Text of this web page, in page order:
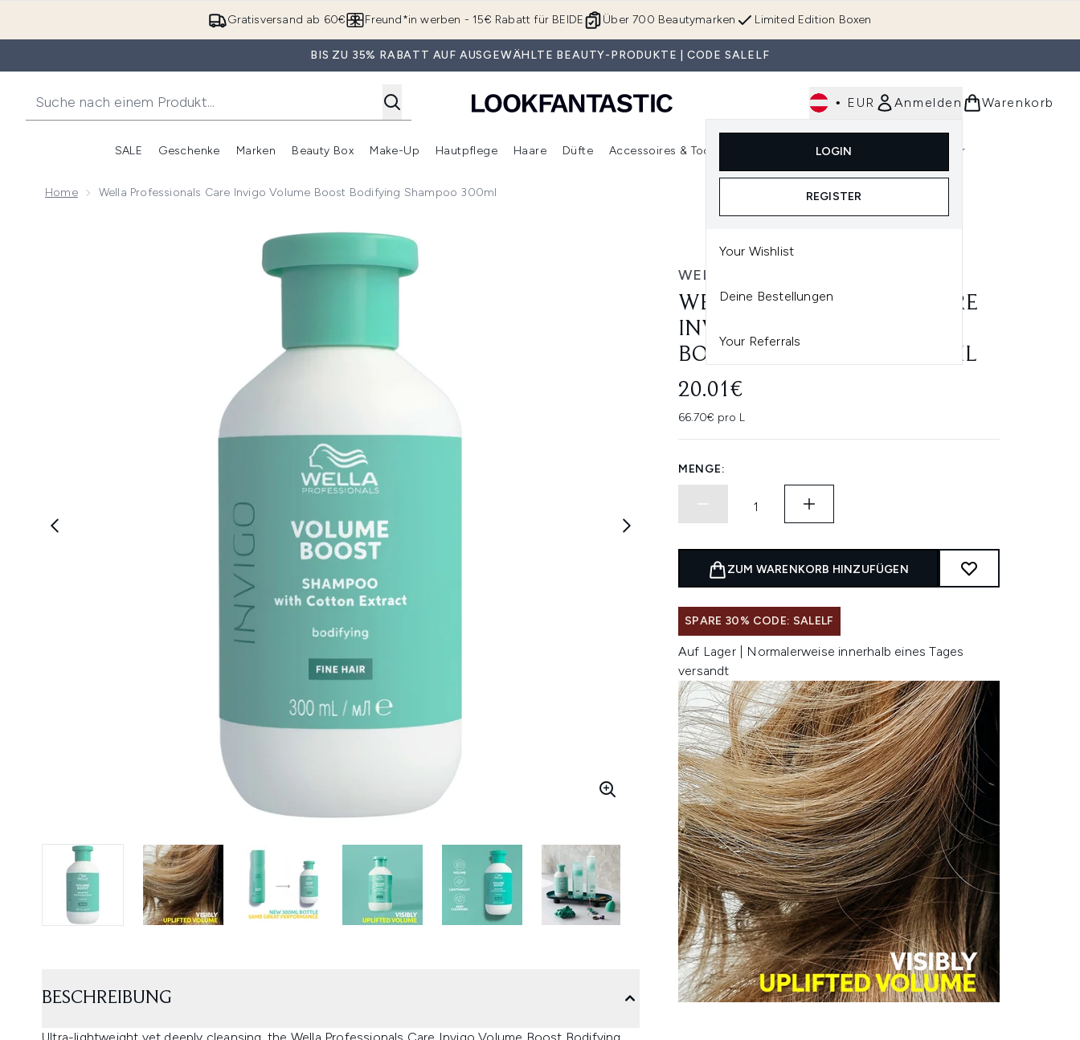
Zum Hauptinhalt springen
Gratisversand ab 60€ Limited Edition Boxen
Über 700 Beautymarken
Freund*in werben - 15€ Rabatt für BEIDE
BIS ZU 35% RABATT AUF AUSGEWÄHLTE BEAUTY-PRODUKTE | CODE SALELF
• EUR Anmelden
LOGIN
REGISTER
Your Wishlist
Deine Bestellungen
Your Referrals
Warenkorb
SALE
Untermenü Anmelden (SALE)
Geschenke
Untermenü Anmelden (Geschenke)
Marken
Untermenü Anmelden (Marken)
Beauty Box
Untermenü Anmelden (Beauty Box)
Make-Up
Untermenü Anmelden (Make-Up)
Hautpflege
Untermenü Anmelden (Hautpflege)
Haare
Untermenü Anmelden (Haare)
Düfte Accessoires & Tools
Untermenü Anmelden (Accessoires & Tools)
Im Trend & Neu Männer
Home Wella Professionals Care Invigo Volume Boost Bodifying Shampoo 300ml
Now showing image 1 Wella Professionals Care Invigo Volume Boost Bodifying Shampoo 300ml
WELLA PROFESSIONALS CARE
WELLA PROFESSIONALS CARE
INVIGO VOLUME BOOST
BODIFYING SHAMPOO 300ML
20.01€
66.70€ pro L
MENGE:
ZUM WARENKORB HINZUFÜGEN
SPARE 30% CODE: SALELF
Auf Lager | Normalerweise innerhalb eines Tages
versandt
BESCHREIBUNG